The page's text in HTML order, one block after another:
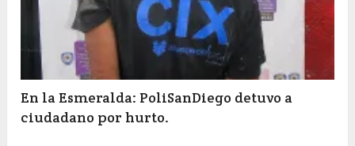
En la Esmeralda: PoliSanDiego detuvo a
ciudadano por hurto.